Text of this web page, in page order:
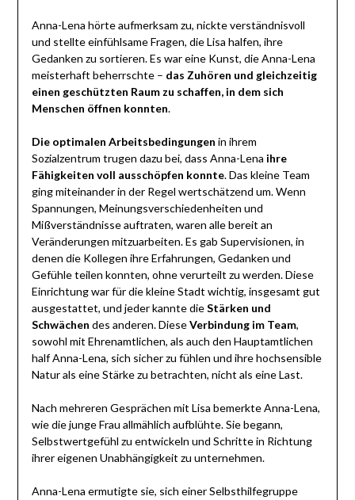
Anna-Lena hörte aufmerksam zu, nickte verständnisvoll
und stellte einfühlsame Fragen, die Lisa halfen, ihre
Gedanken zu sortieren. Es war eine Kunst, die Anna-Lena
meisterhaft beherrschte – das Zuhören und gleichzeitig
einen geschützten Raum zu schaffen, in dem sich
Menschen öffnen konnten.
Die optimalen Arbeitsbedingungen in ihrem
Sozialzentrum trugen dazu bei, dass Anna-Lena ihre
Fähigkeiten voll ausschöpfen konnte. Das kleine Team
ging miteinander in der Regel wertschätzend um. Wenn
Spannungen, Meinungsverschiedenheiten und
Mißverständnisse auftraten, waren alle bereit an
Veränderungen mitzuarbeiten. Es gab Supervisionen, in
denen die Kollegen ihre Erfahrungen, Gedanken und
Gefühle teilen konnten, ohne verurteilt zu werden. Diese
Einrichtung war für die kleine Stadt wichtig, insgesamt gut
ausgestattet, und jeder kannte dieStärken und
Schwächen des anderen. DieseVerbindung im Team,
sowohl mit Ehrenamtlichen, als auch den Hauptamtlichen
half Anna-Lena, sich sicher zu fühlen und ihre hochsensible
Natur als eine Stärke zu betrachten, nicht als eine Last.
Nach mehreren Gesprächen mit Lisa bemerkte Anna-Lena,
wie die junge Frau allmählich aufblühte. Sie begann,
Selbstwertgefühl zu entwickeln und Schritte in Richtung
ihrer eigenen Unabhängigkeit zu unternehmen.
Anna-Lena ermutigte sie, sich einer Selbsthilfegruppe